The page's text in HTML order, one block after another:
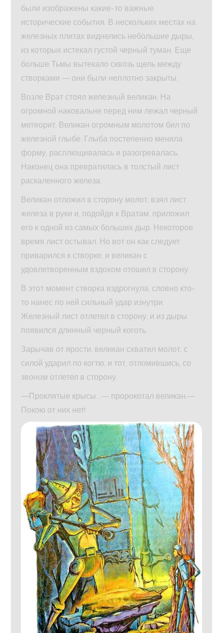
были изображены какие-то важные
исторические события. В нескольких местах на
железных плитах виднелись небольшие дыры,
из которых истекал густой черный туман. Еще
больше Тьмы вытекало сквозь щель между
створками — они были неплотно закрыты.
Возле Врат стоял железный великан. На
огромной наковальне перед ним лежал черный
метеорит. Великан огромным молотом бил по
железной глыбе. Глыба постепенно меняла
форму, расплющивалась и разогревалась.
Наконец она превратилась в толстый лист
раскаленного железа.
Великан отложил в сторону молот, взял лист
железа в руки и, подойдя к Вратам, приложил
его к одной из самых больших дыр. Некоторое
время лист остывал. Но вот он как следует
приварился к створке, и великан с
удовлетворенным вздохом отошел в сторону.
В этот момент створка вздрогнула, словно кто-
то нанес по ней сильный удар изнутри.
Железный лист отлетел в сторону, и из дыры
появился длинный черный коготь.
Зарычав от ярости, великан схватил молот, с
силой ударил по когтю, и тот, отломившись, со
звоном отлетел в сторону.
—Проклятые крысы…— пророкотал великан.—
Покою от них нет!